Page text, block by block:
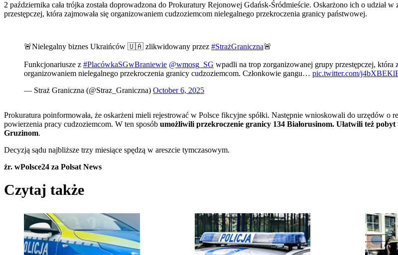
2 października cała trójka została doprowadzona do Prokuratury Rejonowej Gdańsk-Śródmieście. Oskarżono ich o udział
przestępczej, która zajmowała się organizowaniem cudzoziemcom nielegalnego przekroczenia granicy państwowej.
🚨Nielegalny biznes Ukraińców 🇺🇦 zlikwidowany przez #StrażGraniczna🚨
Funkcjonariusze z #PlacówkaSGwBraniewie @wmosg_SG wpadli na trop zorganizowanej grupy przestępczej, która
organizowaniem nielegalnego przekroczenia granicy cudzoziemcom. Członkowie gangu… pic.twitter.com/
— Straż Graniczna (@Straz_Graniczna) October 6, 2025
Prokuratura poinformowała, że oskarżeni mieli rejestrować w Polsce fikcyjne spółki. Następnie wnioskowali do urzędów o
powierzenia pracy cudzoziemcom. W ten sposób umożliwili przekroczenie granicy 134 Białorusinom. Ułatwili też
Gruzinom.
Decyzją sądu najbliższe trzy miesiące spędzą w areszcie tymczasowym.
źr. wPolsce24 za Polsat News
Czytaj także